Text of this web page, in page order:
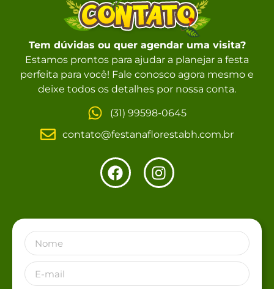
Tem dúvidas ou quer agendar uma visita?
Estamos prontos para ajudar a planejar a festa
perfeita para você! Fale conosco agora mesmo e
deixe todos os detalhes por nossa conta.
(31) 99598-0645
contato@festanaflorestabh.com.br